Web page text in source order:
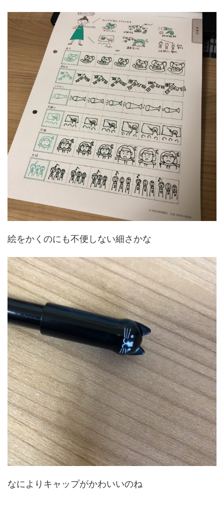
絵をかくのにも不便しない細さかな
なによりキャップがかわいいのね